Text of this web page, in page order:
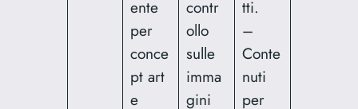
ente
per
conce
pt art
e
contr
ollo
sulle
imma
gini
tti.
–
Conte
nuti
per